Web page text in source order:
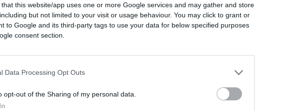
that this website/app uses one or more Google services and may gather and store
but not limited to your visit or usage behaviour. You may click to grant or
to Google and its third-party tags to use your data for below specified purposes
consent section.
Data Processing Opt Outs
opt-out of the Sharing of my personal data.